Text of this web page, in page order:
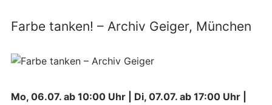
Farbe tanken! – Archiv Geiger, München
Mo, 06.07. ab 10:00 Uhr | Di, 07.07. ab 17:00 Uhr |